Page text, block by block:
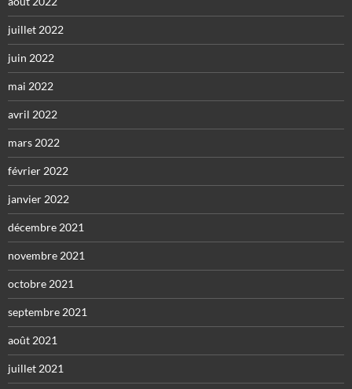
juillet 2022
juin 2022
mai 2022
avril 2022
mars 2022
février 2022
janvier 2022
décembre 2021
novembre 2021
octobre 2021
septembre 2021
août 2021
juillet 2021